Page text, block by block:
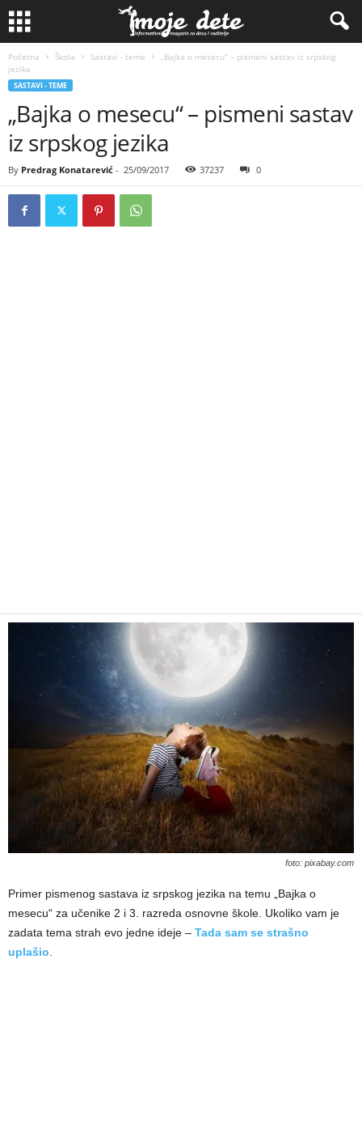
Početna Škola Sastavi - teme
„Bajka o mesecu“ – pismeni sastav iz srpskog
jezika
SASTAVI - TEME
„Bajka o mesecu“ – pismeni sastav
iz srpskog jezika
By Predrag Konatarević - 25/09/2017 37237 0
foto: pixabay.com
Primer pismenog sastava iz srpskog jezika na temu „Bajka o
mesecu“ za učenike 2 i 3. razreda osnovne škole. Ukoliko vam je
zadata tema strah evo jedne ideje – Tada sam se strašno
uplašio.